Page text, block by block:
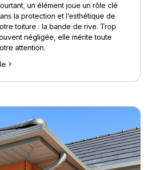
un élément joue un rôle clé
la protection et l’esthétique de
toiture : la bande de rive. Trop
négligée, elle mérite toute
attention.